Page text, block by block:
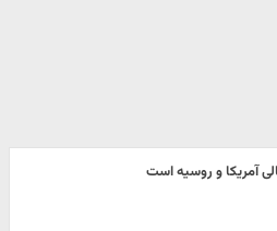
آمریکا و روسیه است